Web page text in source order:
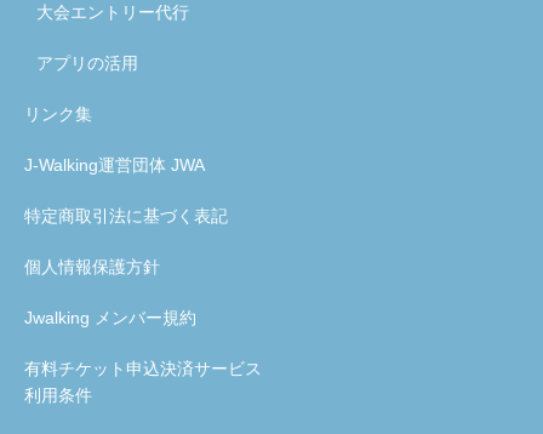
大会エントリー代行
アプリの活用
リンク集
J-Walking運営団体 JWA
特定商取引法に基づく表記
個人情報保護方針
Jwalking メンバー規約
有料チケット申込決済サービス
利用条件